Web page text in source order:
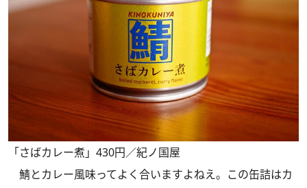
「さばカレー煮」430円／紀ノ国屋
鯖とカレー風味ってよく合いますよねえ。この缶詰はカ